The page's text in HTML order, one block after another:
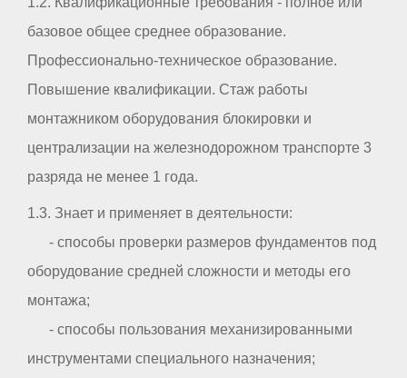
базовое общее среднее образование.
Профессионально-техническое образование.
Повышение квалификации. Стаж работы
монтажником оборудования блокировки и
централизации на железнодорожном транспорте 3
разряда не менее 1 года.
1.3. Знает и применяет в деятельности:
- способы проверки размеров фундаментов под
оборудование средней сложности и методы его
монтажа;
- способы пользования механизированными
инструментами специального назначения;